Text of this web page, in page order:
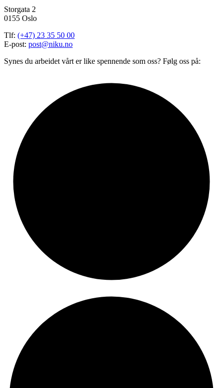
Storgata 2
0155 Oslo
Tlf: (+47) 23 35 50 00
E-post: post@niku.no
Synes du arbeidet vårt er like spennende som oss? Følg oss på: